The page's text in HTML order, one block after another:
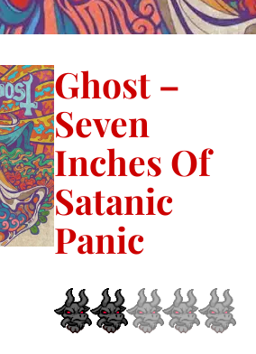
Ghost –
Seven
Inches Of
Satanic
Panic